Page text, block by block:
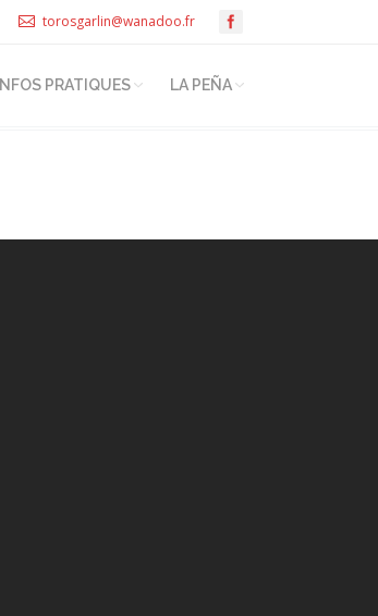
torosgarlin@wanadoo.fr
INFOS PRATIQUES LA PEÑA